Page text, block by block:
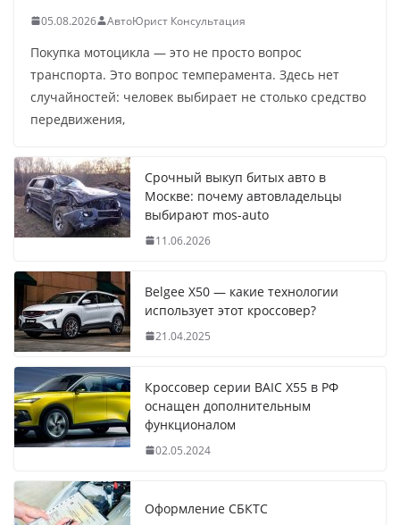
05.08.2026 АвтоЮрист Консультация
Покупка мотоцикла — это не просто вопрос
транспорта. Это вопрос темперамента. Здесь нет
случайностей: человек выбирает не столько средство
передвижения,
Срочный выкуп битых авто в
Москве: почему автовладельцы
выбирают mos-auto
11.06.2026
Belgee X50 — какие технологии
использует этот кроссовер?
21.04.2025
Кроссовер серии BAIC X55 в РФ
оснащен дополнительным
функционалом
02.05.2024
Оформление СБКТС